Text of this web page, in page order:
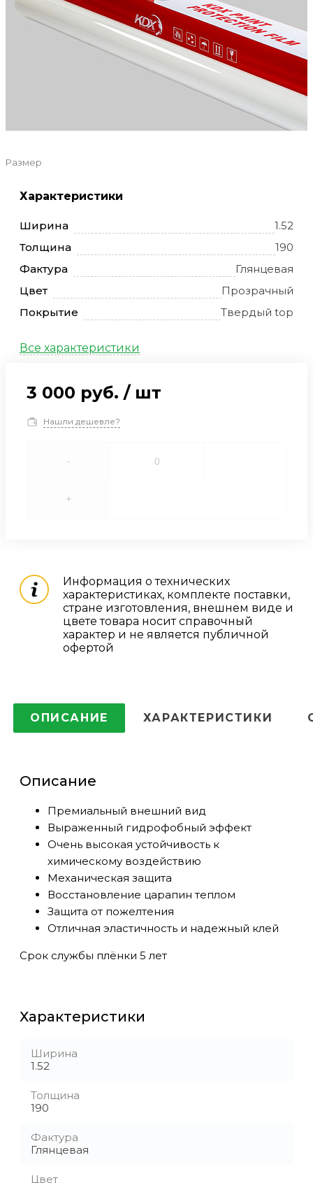
Размер
Характеристики
Ширина
1.52
Толщина
190
Фактура
Глянцевая
Цвет
Прозрачный
Покрытие
Твердый top
Все характеристики
3 000 руб. / шт
Нашли дешевле?
-
+
Информация о технических
характеристиках, комплекте поставки,
стране изготовления, внешнем виде и
цвете товара носит справочный
характер и не является публичной
офертой
ОПИСАНИЕ ХАРАКТЕРИСТИКИ
Описание
Премиальный внешний вид
Выраженный гидрофобный эффект
Очень высокая устойчивость к
химическому воздействию
Механическая защита
Восстановление царапин теплом
Защита от пожелтения
Отличная эластичность и надежный клей
Срок службы плёнки 5 лет
Характеристики
Ширина
1.52
Толщина
190
Фактура
Глянцевая
Цвет